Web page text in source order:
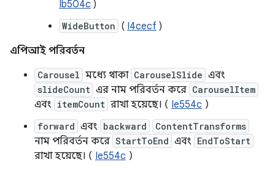
Ib504c )
WideButton ( I4cecf )
এপিআই পরিবর্তন
Carousel মধ্যে থাকা CarouselSlide এবং
slideCount এর নাম পরিবর্তন করে CarouselItem
এবং itemCount রাখা হয়েছে। ( Ie554c )
forward এবং backward ContentTransforms
নাম পরিবর্তন করে StartToEnd এবং EndToStart
রাখা হয়েছে। ( Ie554c )